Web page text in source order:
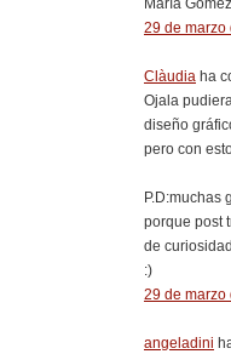
29 de marzo
Clàudia ha
Ojala
diseño
pero con
P.D:muchas
porque post
de
:)
29 de marzo
angeladini